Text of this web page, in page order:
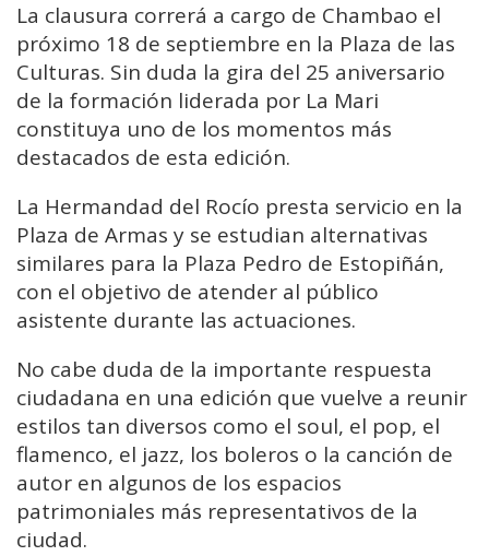
La clausura correrá a cargo de Chambao el
próximo 18 de septiembre en la Plaza de las
Culturas. Sin duda la gira del 25 aniversario
de la formación liderada por La Mari
constituya uno de los momentos más
destacados de esta edición.
La Hermandad del Rocío presta servicio en la
Plaza de Armas y se estudian alternativas
similares para la Plaza Pedro de Estopiñán,
con el objetivo de atender al público
asistente durante las actuaciones.
No cabe duda de la importante respuesta
ciudadana en una edición que vuelve a reunir
estilos tan diversos como el soul, el pop, el
flamenco, el jazz, los boleros o la canción de
autor en algunos de los espacios
patrimoniales más representativos de la
ciudad.